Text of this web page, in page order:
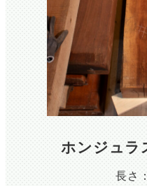
ホンジュラ
長さ